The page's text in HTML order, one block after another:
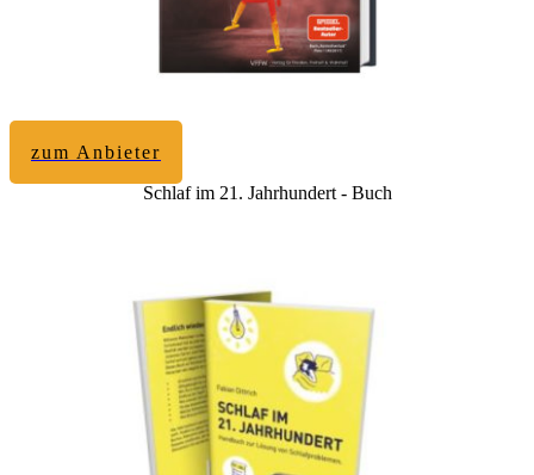
zum Anbieter
Schlaf im 21. Jahrhundert - Buch